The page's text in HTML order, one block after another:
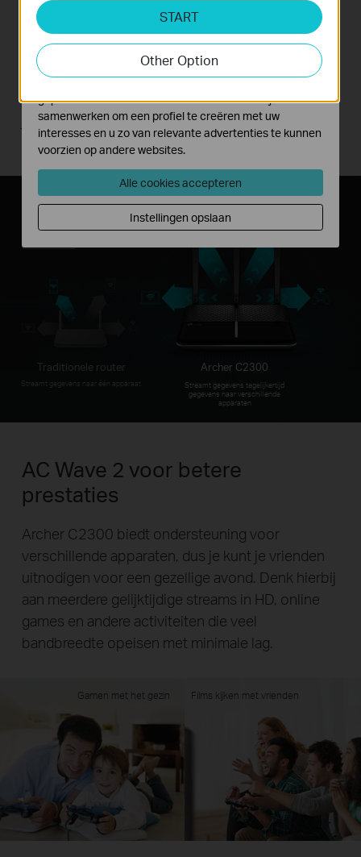
apparaten communiceren dankzij de MU-MIMO-
technologie, en Smart Connect verplaatst elk
apparaat naar de best beschikbare wifi-band. Met
deze functies kan iedereen tegelijkertijd online
gaan, zonder te hoeven wachten. Bovendien kun
je op ieder apparaat genieten van een goede
verbinding.
Traditionele router
Streamt gegevens naar één apparaat
Archer C2300
Streamt gegevens tegelijkertijd
gegevens naar verschillende
apparaten
AC Wave 2 voor betere
prestaties
Archer C2300 biedt ondersteuning voor
verschillende apparaten, dus je kunt je vrienden
uitnodigen voor een gezellige avond. Denk hierbij
aan meerdere gelijktijdige streams in HD, online
games en andere activiteiten die veel
bandbreedte opeisen met minimale lag.
Gamen met het gezin Films kijken met vrienden
START
Other Option
Cookies voor analyse geven ons de mogelijkheid uw
activiteiten op onze website te volgen en zo de
functionaliteit van de website aan te passen en te
verbeteren.
Marketing cookies kunnen op onze website worden
geplaatst door externe adverteerders waar wij mee
samenwerken om een profiel te creëren met uw
interesses en u zo van relevante advertenties te kunnen
voorzien op andere websites.
Alle cookies accepteren
Instellingen opslaan